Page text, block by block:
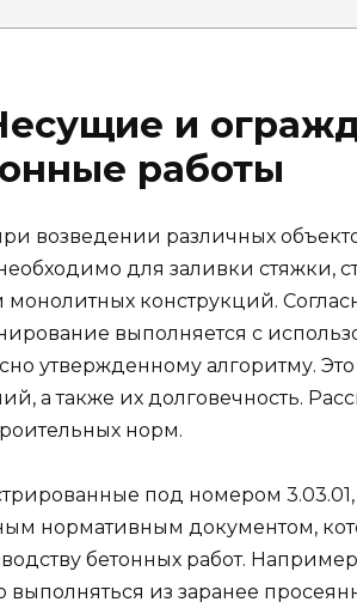
и
работы
возведении различных
для заливки стяжки,
конструкций.
выполняется с
утвержденному алгоритму. Это
а также их долговечность.
норм.
под номером
нормативным документом,
бетонных работ.
из заранее